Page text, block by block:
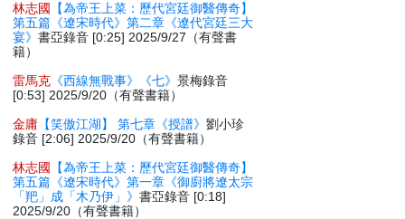
林志國
【為帝王上菜：歷代宮廷御醫傳奇】
第五篇《遼宋時代》第二章《遼代宮廷三大
宴》書亞錄音 [0:25] 2025/9/27（有聲書
籍）
雷馬克 《西線無戰事》《七》景梅錄音
[0:53] 2025/9/20（有聲書籍）
金庸 【笑傲江湖】 第七章《授譜》劉小珍
錄音 [2:06] 2025/9/20（有聲書籍）
林志國
【為帝王上菜：歷代宮廷御醫傳奇】
第五篇《遼宋時代》第一章《御廚將遼太宗
「羓」成「木乃伊」》書亞錄音 [0:18]
2025/9/20（有聲書籍）